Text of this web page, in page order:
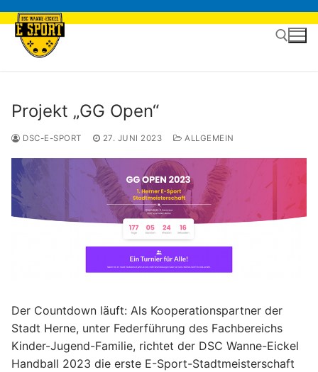
Inhalt
springen
Projekt „GG Open“
DSC-E-SPORT 27. JUNI 2023 ALLGEMEIN
Der Countdown läuft: Als Kooperationspartner der
Stadt Herne, unter Federführung des Fachbereichs
Kinder-Jugend-Familie, richtet der DSC Wanne-Eickel
Handball 2023 die erste E-Sport-Stadtmeisterschaft